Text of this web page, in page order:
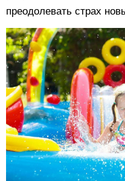
преодолевать страх